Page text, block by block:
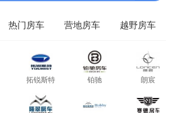
热门房车 营地房车 越野房车
拓锐斯特 铂驰 朗宸